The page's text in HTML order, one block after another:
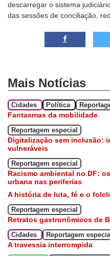
descarregar o sistema
das sessões de conciliação,
Mais Notícias
Cidades Política
Fantasmas da mobilidade
Reportagem especial
Digitalização sem inclusão:
vulneráveis
Reportagem especial
Racismo ambiental no DF:
urbana nas periferias
A história de luta, fé e o
Reportagem especial
Retratos gastronômicos de
Cidades Reportagem
A travessia interrompida